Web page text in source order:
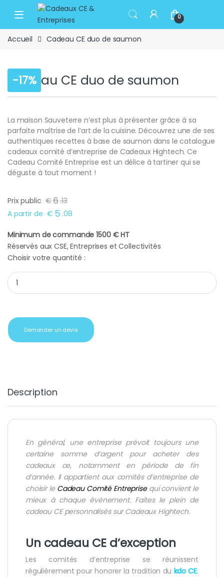
Skip to navigation
Skip to content
Open 0
Accueil Cadeau CE duo de saumon
-17%
Cadeau CE duo de saumon
La maison Sauveterre n’est plus à présenter grâce à sa
parfaite maîtrise de l’art de la cuisine. Découvrez une de ses
authentiques recettes à base de saumon dans le catalogue
cadeaux comité d’entreprise de Cadeaux Hightech. Ce
Cadeau Comité Entreprise est un délice à tartiner qui se
déguste à tout moment !
Prix public €6.13
A partir de € 5 .08
Minimum de commande 1500 € HT
Réservés aux CSE, Entreprises et Collectivités
Choisir votre quantité :
Cadeau CE duo de saumon quantity
Demander un devis
Description
En général, une entreprise prévoit toujours une
certaine somme d’argent pour acheter des
cadeaux ce, notamment en période de fin
d’année. Il appartient aux comités d’entreprise de
choisir le Cadeau Comité Entreprisequi convient le
mieux à chaque événement. Faites le plein de
cadeau CE personnalisés sur Cadeaux Hightech.
Un cadeau CE d’exception
Les comités d’entreprise se réunissent
régulièrement pour honorer la tradition du kdo CE.